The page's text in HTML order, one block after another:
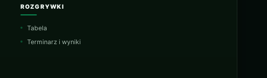
ROZGRYWKI
Tabela
Terminarz i wyniki